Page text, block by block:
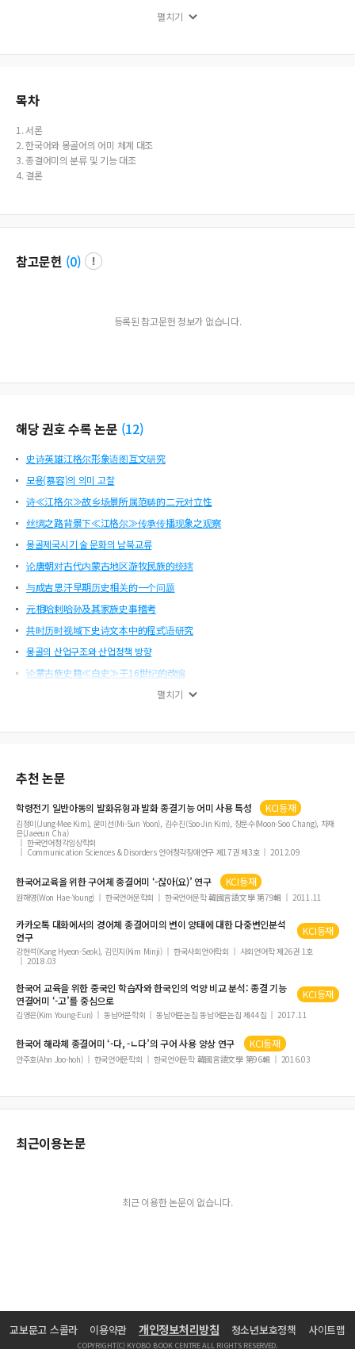
s system did not appear separately and correspond to one form. In addition,
onds to the promised ending of the Korean language. When suggesting joint p
nts two meanings. In the case of declarative, exclamatory, and interrogative en
tive. However, there are four Mongolian declarative endings corresponding to
one form of Korean, and two for the interrogative endings. The final ending of
the Korean language varies according to the Korean relative honorifics system,
and there are these forms according to the vowel harmony rule. In addition, w
and, in Mongolian, there is a form according to the rules of vowel harmony, b
origin '-tygai/tugei, hope -aasai4, -sygai/sugei, -g' does not have a termination
to the Korean ‘-기를 바란다’ grammatical form, and the Mongolian hope ‘-aasa
e in revealing parts that have not been made through system classification and
foreign language education.
펼치기
목차
1. 서론
2. 한국어와 몽골어의 어미 체계 대조
3. 종결어미의 분류 및 기능 대조
4. 결론
참고문헌 (0)
등록된 참고문헌 정보가 없습니다.
해당 권호 수록 논문 (12)
史诗英雄江格尔形象语图互文研究
모용(慕容)의 의미 고찰
诗≪江格尔≫故乡场景所属范畴的二元对立性
丝绸之路背景下≪江格尔≫传承传播现象之观察
몽골제국시기 술 문화의 남북교류
论唐朝对古代内蒙古地区游牧民族的统辖
与成吉思汗早期历史相关的一个问题
元相哈剌哈孙及其家族史事稽考
共时历时视域下史诗文本中的程式语研究
몽골의 산업구조와 산업정책 방향
论蒙古族史籍≪白史≫于16世纪的改编
한국어와 몽골어의 종결어미 대조 연구펼치기
추천 논문
학령전기 일반아동의 발화유형과 발화종결기능어미사용 특성 KCI등재
김정미(Jung-Mee Kim), 윤미선(Mi-Sun Yoon), 김수진(Soo-Jin Kim), 장문수(Moon-Soo Chang), 차재
은(Jaeeun Cha)
한국언어청각임상학회
Communication Sciences & Disorders 언어청각장애연구 제17권 제3호
2012.09
한국어교육을 위한 구어체종결어미 ‘-잖아(요)’ 연구 KCI등재
원해영(Won Hae-Young) 한국언어문학회 한국언어문학 韓國言語文學 第79輯 2011.11
카카오톡 대화에서의 경어체 종결어미의 변이 양태에 대한 다중변인분석
연구
KCI등재
강현석(Kang Hyeon-Seok), 김민지(Kim Minji) 한국사회언어학회
사회언어학 제26권 1호
2018.03
한국어 교육을 위한 중국인 학습자와 한국인의 억양 비교 분석:종결기능
연결어미 ‘-고’를 중심으로 KCI등재
김영은(Kim Young-Eun) 동남어문학회 동남어문논집 동남어문논집 제44집 2017.11
한국어 해라체 종결어미‘-다, -ㄴ다’의 구어 사용 양상 연구 KCI등재
안주호(Ahn Joo-hoh) 한국언어문학회 한국언어문학 韓國言語文學 第96輯 2016.03
최근이용논문
최근 이용한 논문이 없습니다.
교보문고 스콜라 이용약관 개인정보처리방침 청소년보호정책 사이트맵
COPYRIGHT(C) KYOBO BOOK CENTRE ALL RIGHTS RESERVED.